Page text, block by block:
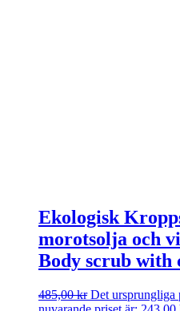
Ekologisk
morotsolja och
Body scrub with
485,00kr Det ursprungliga